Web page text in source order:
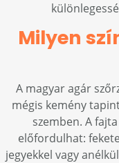
Milyen
A magyar agár
mégis kemény
szemben. A
előfordulhat:
jegyekkel vagy